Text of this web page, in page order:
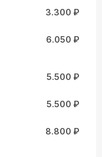
3.300 ₽
6.050 ₽
5.500 ₽
5.500 ₽
8.800 ₽